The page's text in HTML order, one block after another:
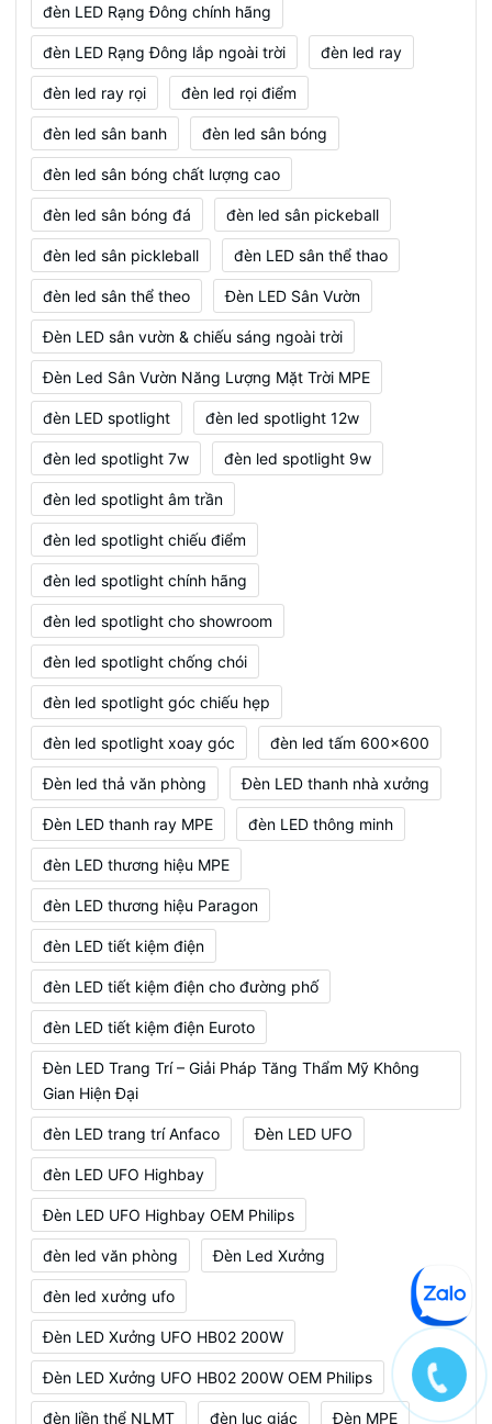
đèn LED Rạng Đông chính hãng
đèn LED Rạng Đông lắp ngoài trời đèn led ray
đèn led ray rọi đèn led rọi điểm
đèn led sân banh đèn led sân bóng
đèn led sân bóng chất lượng cao
đèn led sân bóng đá đèn led sân pickeball
đèn led sân pickleball đèn LED sân thể thao
đèn led sân thể theo Đèn LED Sân Vườn
Đèn LED sân vườn & chiếu sáng ngoài trời
Đèn Led Sân Vườn Năng Lượng Mặt Trời MPE
đèn LED spotlight đèn led spotlight 12w
đèn led spotlight 7w đèn led spotlight 9w
đèn led spotlight âm trần
đèn led spotlight chiếu điểm
đèn led spotlight chính hãng
đèn led spotlight cho showroom
đèn led spotlight chống chói
đèn led spotlight góc chiếu hẹp
đèn led spotlight xoay góc đèn led tấm 600x600
Đèn led thả văn phòng Đèn LED thanh nhà xưởng
Đèn LED thanh ray MPE đèn LED thông minh
đèn LED thương hiệu MPE
đèn LED thương hiệu Paragon
đèn LED tiết kiệm điện
đèn LED tiết kiệm điện cho đường phố
đèn LED tiết kiệm điện Euroto
Đèn LED Trang Trí – Giải Pháp Tăng Thẩm Mỹ Không
Gian Hiện Đại
đèn LED trang trí Anfaco Đèn LED UFO
đèn LED UFO Highbay
Đèn LED UFO Highbay OEM Philips
đèn led văn phòng Đèn Led Xưởng
đèn led xưởng ufo
Đèn LED Xưởng UFO HB02 200W
Đèn LED Xưởng UFO HB02 200W OEM Philips
đèn liền thể NLMT đèn lục giác Đèn MPE